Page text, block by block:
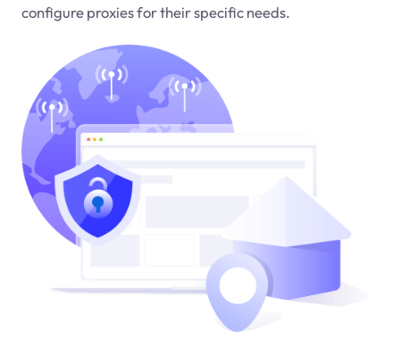
configure proxies for their specific needs.